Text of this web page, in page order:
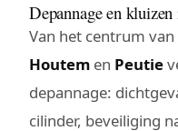
Depannage en
Van het centrum
Houtem en Peutie
depannage:
cilinder, beveiliging